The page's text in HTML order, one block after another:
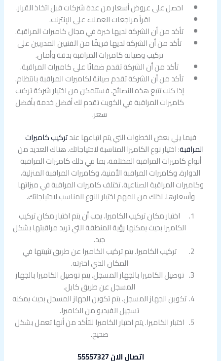
احصل على عروض أسعار من عدة شركات قبل اتخاذ القرار.
اقرأ مراجعات العملاء على الإنترنت.
تأكد من أن الشركة لديها خبرة في مجال كاميرات المراقبة.
تأكد من أن الشركة لديها فريقًا من الفنيين المدربين على
تركيب وصيانة كاميرات المراقبة بدقة وأمان.
تأكد من أن الشركة تقدم ضمانًا على كاميرات المراقبة.
تأكد من أن الشركة تقدم صيانة لكاميرات المراقبة بانتظام.
إذا كنت تتبع هذه النصائح، فستتمكن من اختيار شركة تركيب
كاميرات المراقبة في الكويت تقدم لك أفضل خدمة بأفضل
سعر.
فيما يلي بعض الخطوات التي يتم اتباعها عندتركيب كاميرات
المراقبة: اختيار نوع الكاميرا المناسبة لاحتياجاتك. هناك العديد من
أنواع كاميرات المراقبة المختلفة، بما في ذلك كاميرات المراقبة
الدوارة، وكاميرات المراقبة الأمنية، وكاميرات المراقبة المنزلية،
وكاميرات المراقبة الصناعية. تختلف كاميرات المراقبة في ميزاتها
وأسعارها، لذلك من المهم اختيار النوع المناسب لاحتياجاتك.
اختيار مكان تركيب الكاميرا. يجب أن يتم اختيار مكان تركيب
الكاميرا بحيث يمكنها رؤية المنطقة التي تريد مراقبتها بشكل
جيد.
تركيب الكاميرا. يتم تركيب الكاميرا عن طريق تثبيتها في
المكان الذي اخترته.
توصيل الكاميرا بالجهاز المسجل. يتم توصيل الكاميرا بالجهاز
المسجل عن طريق كابل.
تكوين الجهاز المسجل. يتم تكوين الجهاز المسجل بحيث يمكنه
تسجيل الفيديو من الكاميرا.
اختبار الكاميرا. يتم اختبار الكاميرا للتأكد من أنها تعمل بشكل
صحيح.
اتصال الان 55557327